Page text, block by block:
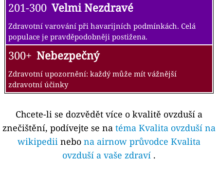
201-300 Velmi Nezdravé
Zdravotní varování při havarijních podmínkách. Celá
populace je pravděpodobněji postižena.
300+ Nebezpečný
Zdravotní upozornění: každý může mít vážnější
zdravotní účinky
Chcete-li se dozvědět více o kvalitě ovzduší a
znečištění, podívejte se na téma Kvalita ovzduší na
wikipedii nebo na airnow průvodce Kvalita
ovzduší a vaše zdraví .